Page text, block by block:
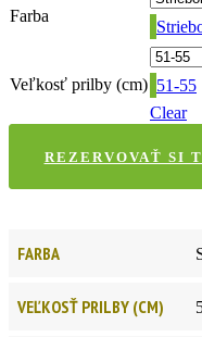
Farba
Veľkosť prilby (cm) 51-55
Clear
REZERVOVAŤ SI
FARBA
VEĽKOSŤ PRILBY (CM)